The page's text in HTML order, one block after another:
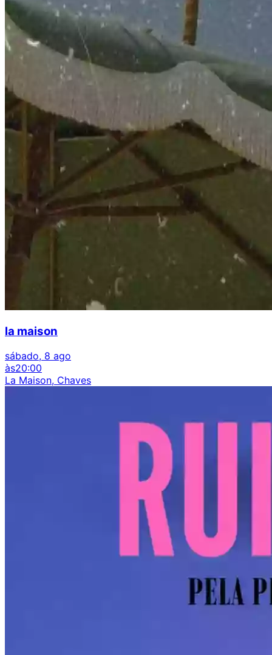
la maison
sábado, 8 ago
às20:00
La Maison, Chaves